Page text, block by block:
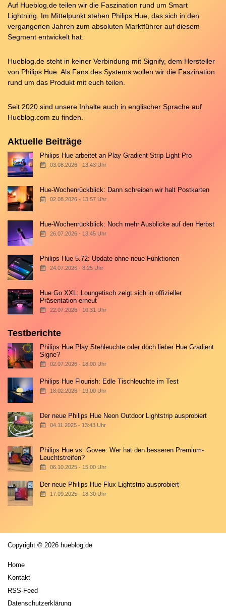
Auf Hueblog.de teilen wir die Faszination rund um Smart
Lightning. Im Mittelpunkt stehen Philips Hue, das sich in den
vergangenen Jahren zum absoluten Marktführer auf diesem
Segment entwickelt hat.
Hueblog.de steht in keiner Verbindung mit Signify, dem Hersteller
von Philips Hue. Als Fans des Systems wollen wir die Faszination
rund um das Produkt mit euch teilen.
Seit 2020 sind unsere Inhalte auch in englischer Sprache auf
Hueblog.com zu finden.
Aktuelle Beiträge
Philips Hue arbeitet an Play Gradient Strip Light Pro
03.08.2026 - 13:43 Uhr
Hue-Wochenrückblick: Dann schreiben wir halt Postkarten
02.08.2026 - 13:57 Uhr
Hue-Wochenrückblick: Noch mehr Ausblicke auf den Herbst
26.07.2026 - 13:45 Uhr
Philips Hue 5.72: Update ohne neue Funktionen
24.07.2026 - 8:25 Uhr
Hue Go XXL: Loungetisch zeigt sich in offizieller
Präsentation erneut
22.07.2026 - 10:31 Uhr
Testberichte
Philips Hue Play Stehleuchte oder doch lieber Hue Gradient
Signe?
02.07.2026 - 18:00 Uhr
Philips Hue Flourish: Edle Tischleuchte im Test
18.02.2026 - 19:00 Uhr
Der neue Philips Hue Neon Outdoor Lightstrip ausprobiert
04.11.2025 - 13:43 Uhr
Philips Hue vs. Govee: Wer hat den besseren Premium-
Leuchtstreifen?
06.10.2025 - 15:00 Uhr
Der neue Philips Hue Flux Lightstrip ausprobiert
17.09.2025 - 18:30 Uhr
Copyright © 2026 hueblog.de
Home
Kontakt
RSS-Feed
Datenschutzerklärung